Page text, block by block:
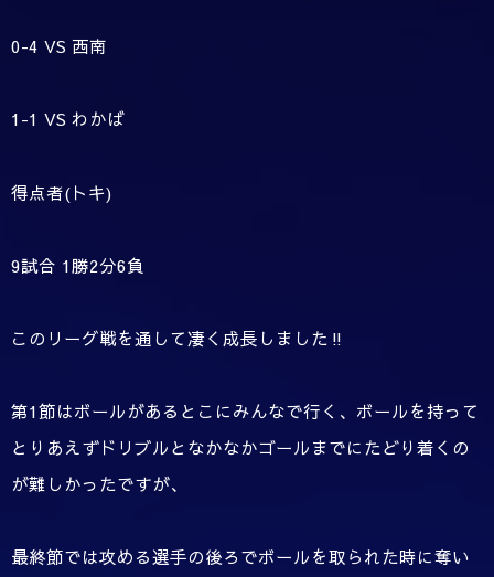
0-4 VS 西南
1-1 VS わかば
得点者(トキ)
9試合 1勝2分6負
このリーグ戦を通して凄く成長しました‼️
第1節はボールがあるとこにみんなで行く、ボールを持って
とりあえずドリブルとなかなかゴールまでにたどり着くの
が難しかったですが、
最終節では攻める選手の後ろでボールを取られた時に奪い